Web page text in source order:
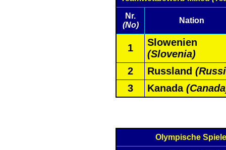
Nr.
(No)
Nation
1
Slowenien
(Slovenia)
2
Russland
3
Kanada
Olympische